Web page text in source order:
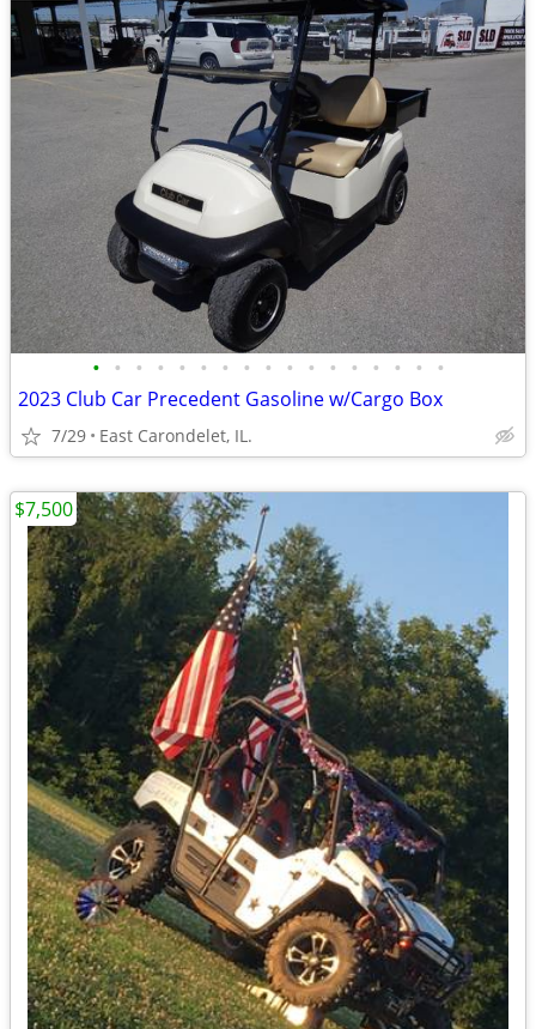
• • • • • • • • • • • • • • • • •
2023 Club Car Precedent Gasoline w/Cargo Box
7/29 East Carondelet, IL.
$7,500